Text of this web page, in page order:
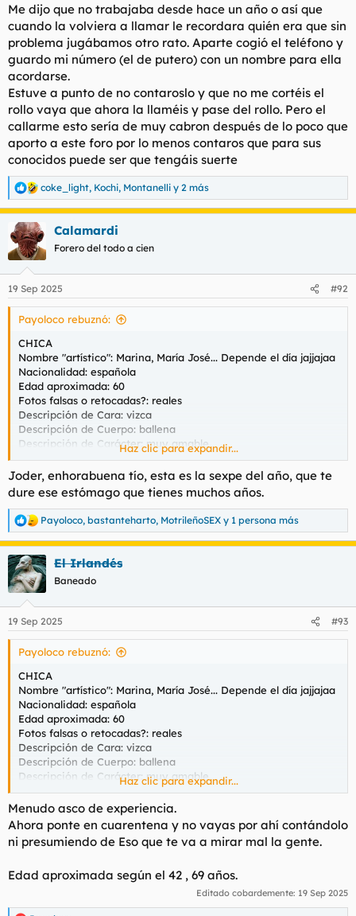
Me dijo que no trabajaba desde hace un año o así que
cuando la volviera a llamar le recordara quién era que sin
problema jugábamos otro rato. Aparte cogió el teléfono y
guardo mi número (el de putero) con un nombre para ella
acordarse.
Estuve a punto de no contaroslo y que no me cortéis el
rollo vaya que ahora la llaméis y pase del rollo. Pero el
callarme esto sería de muy cabron después de lo poco que
aporto a este foro por lo menos contaros que para sus
conocidos puede ser que tengáis suerte
R
e
a
c
c
i
e
s
coke_light, Kochi, Montanelli y 2 más
Calamardi
Forero del todo a cien
19 Sep 2025 #92
Payoloco rebuznó:
CHICA
Nombre "artístico": Marina, María José... Depende el día jajjajaa
Nacionalidad: española
Edad aproximada: 60
Fotos falsas o retocadas?: reales
Descripción de Cara: vizca
Descripción de Cuerpo: ballena
Descripción de Carácter: muy amable
Fumadora: si
CONTACTO
Teléfono: el de siempre
Web/Anuncio: no tiene ahora dice que retirada
Dirección: la Zubia
LUGAR DE ENCUENTRO
Aire Acondicionado/Calefacción:
Discreción del lugar: si
Valoración de las instalaciones: casa un poco desordenada
SERVICIO
Fecha aproximada de la experiencia: el lunes
Tarifa contratada: 1 hora 60€
Duración real del servicio: 5 horas
Besos: todos los que quieras
Mamada(con/sin protección): si
Cunnilingus: si
Griego: si
Valoración de la experiencia(0 a 10): 10
¿Repetirías?: si
Relato del encuentro:
Grabé en el teléfono putero un número para escribirle con la
suerte de que justo debajo me salía esta señora. Vi su foto y
digo voy a probar a llamarla.
La llamé me dijo que estaba retirada, que solo a clientes de
de mi quedamos. Según ella llevaba unas semanas sin follar y
estaba muy cachonda y le apetecía.
Haz clic para expandir...
Joder, enhorabuena tío, esta es la sexpe del año, que te
dure ese estómago que tienes muchos años.
R
e
a
c
c
i
e
s
Payoloco, bastanteharto, MotrileñoSEX y 1 persona más
El Irlandés
Baneado
19 Sep 2025 #93
Payoloco rebuznó:
CHICA
Nombre "artístico": Marina, María José... Depende el día jajjajaa
Nacionalidad: española
Edad aproximada: 60
Fotos falsas o retocadas?: reales
Descripción de Cara: vizca
Descripción de Cuerpo: ballena
Descripción de Carácter: muy amable
Fumadora: si
CONTACTO
Teléfono: el de siempre
Web/Anuncio: no tiene ahora dice que retirada
Aire Acondicionado/Calefacción:
Haz clic para expandir...
Menudo asco de experiencia.
Ahora ponte en cuarentena y no vayas por ahí contándolo
ni presumiendo de Eso que te va a mirar mal la gente.
Edad aproximada según el 42 , 69 años.
Editado cobardemente: 19 Sep 2025